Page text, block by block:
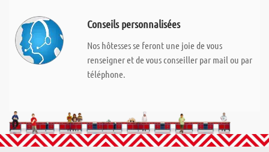
Conseils personnalisées
Nos hôtesses se feront une joie de vous
renseigner et de vous conseiller par mail ou par
téléphone.